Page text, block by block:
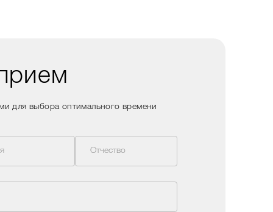
для выбора оптимального времени
Отчество